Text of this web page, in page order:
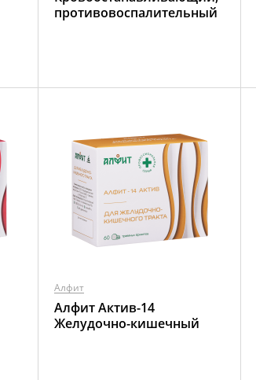
противовоспалительный
Алфит
Алфит Актив-14
Желудочно-кишечный